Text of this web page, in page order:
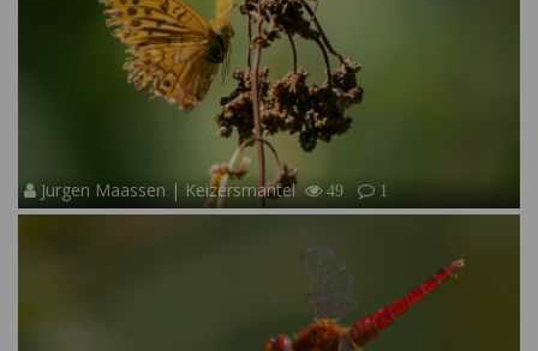
Jurgen Maassen | Keizersmantel 49 1